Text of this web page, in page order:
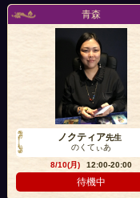
青森
ノクティア先生
のくてぃあ
8/10(月)
12:00-20:00
待機中